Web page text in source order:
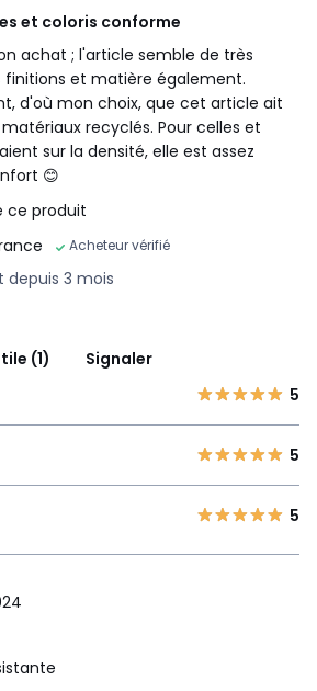
et coloris conforme
achat ; l'article semble de très
finitions et matière également.
d'où mon choix, que cet article ait
recyclés. Pour celles et
sur la densité, elle est assez
😊
ce produit
Acheteur vérifié
depuis 3 mois
(1)
Signaler
5
5
5